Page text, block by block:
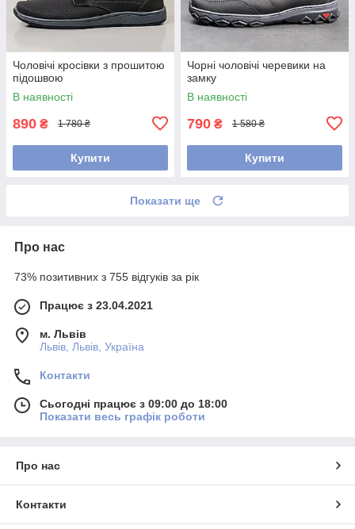
Чоловічі кросівки з прошитою
підошвою
В наявності
890 ₴ 1 780 ₴
Купити
Чорні чоловічі черевики на
замку
В наявності
790 ₴ 1 580 ₴
Купити
Показати ще
Про нас
73% позитивних з 755 відгуків за рік
Працює з 23.04.2021
м. Львів
Львів, Львів, Україна
Контакти
Сьогодні працює з 09:00 до 18:00
Показати весь графік роботи
Про нас
Контакти